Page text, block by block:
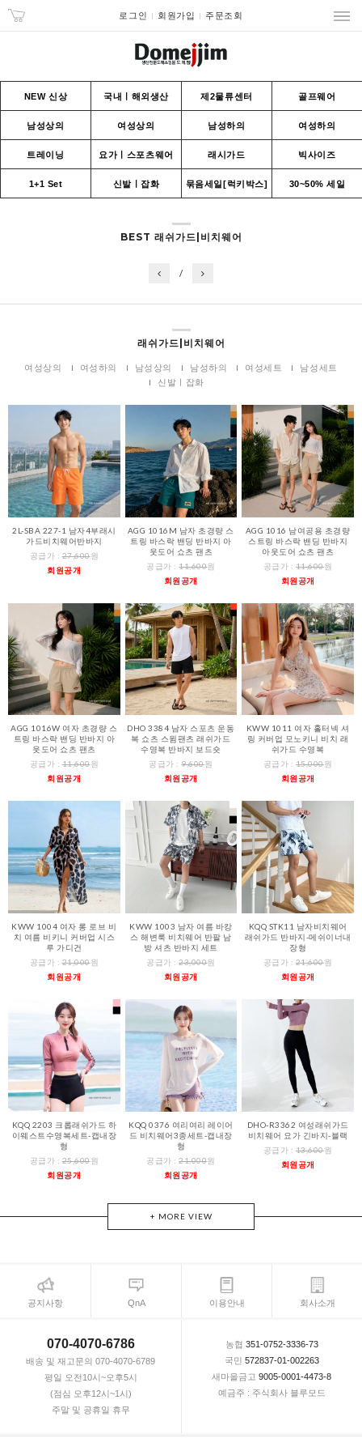
로그인 회원가입 주문조회
NEW 신상 국내ㅣ해외생산 제2물류센터 골프웨어
남성상의 여성상의 남성하의 여성하의
트레이닝 요가ㅣ스포츠웨어 래시가드 빅사이즈
1+1 Set 신발ㅣ잡화 묶음세일[럭키박스] 30~50% 세일
BEST 래쉬가드|비치웨어
/
래쉬가드|비치웨어
여성상의 여성하의 남성상의 남성하의 여성세트
남성세트
신발ㅣ잡화
2L-SBA 227-1 남자4부래시
가드비치웨어반바지
공급가 :27,600원
회원공개
AGG 1016M 남자 초경량 스
트링 바스락 밴딩 반바지 아
웃도어 쇼츠 팬츠
공급가 :11,600원
회원공개
AGG 1016 남여공용 초경량
스트링 바스락 밴딩 반바지
아웃도어 쇼츠 팬츠
공급가 : 11,600원
회원공개
AGG 1016W 여자 초경량 스
트링 바스락 밴딩 반바지 아
웃도어 쇼츠 팬츠
공급가 :11,600원
회원공개
DHO 3384 남자 스포츠 운동
복 쇼츠 스윔팬츠 래쉬가드
수영복 반바지 보드숏
공급가 :9,600원
회원공개
KWW 1011 여자 홀터넥 셔
링 커버업 모노키니 비치 래
쉬가드 수영복
공급가 : 15,000원
회원공개
KWW 1004 여자 롱 로브 비
치 여름 비키니 커버업 시스
루 가디건
공급가 :21,000원
회원공개
KWW 1003 남자 여름 바캉
스 해변룩 비치웨어 반팔 남
방 셔츠 반바지 세트
공급가 :23,000원
회원공개
KQQ STK11 남자비치웨어
래쉬가드 반바지-메쉬이너내
장형
공급가 : 21,600원
회원공개
KQQ 2203 크롭래쉬가드 하
이웨스트수영복세트-캡내장
형
공급가 :25,600원
회원공개
KQQ 0376 여리여리 레이어
드 비치웨어3종세트-캡내장
형
공급가 :21,000원
회원공개
DHO-R3362 여성래쉬가드
비치웨어 요가 긴바지-블랙
공급가 : 13,600원
회원공개
+ MORE VIEW
공지사항 QnA 이용안내 회사소개
070-4070-6786
배송 및 재고문의 070-4070-6789
평일 오전10시~오후5시
(점심 오후12시~1시)
주말 및 공휴일 휴무
농협 351-0752-3336-73
국민 572837-01-002263
새마을금고 9005-0001-4473-8
예금주 : 주식회사 블루모드